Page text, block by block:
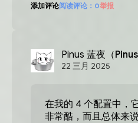
添加评论阅读评论： 0举报
Pinus 蓝夜（Pinus
22 三月 2025
在我的 4 个配置中，
非常酷，而且总体来